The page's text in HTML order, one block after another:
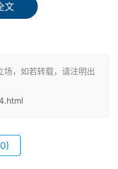
。
及报名时间都集中在下
月初，具体规定的时间
网进行网上报名。需要
文
场，如若转载，请注明出